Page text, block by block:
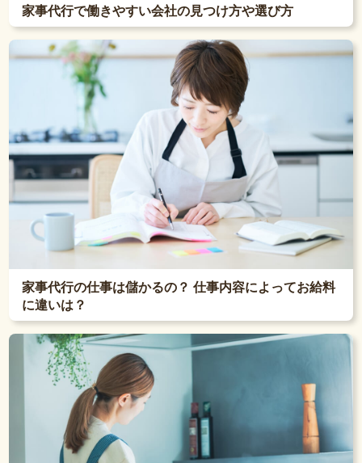
家事代行で働きやすい会社の見つけ方や選び方
家事代行の仕事は儲かるの？ 仕事内容によってお給料
に違いは？